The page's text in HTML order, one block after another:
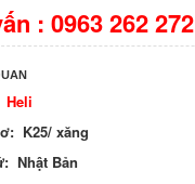
:0963 262 272
Heli
K25/ xăng
Nhật Bản